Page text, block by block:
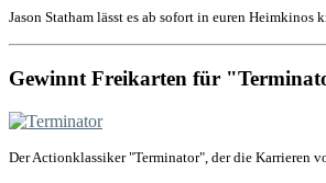
Jason Statham lässt es ab sofort in euren
Gewinnt Freikarten für
Der Actionklassiker "Terminator", der die Karrieren